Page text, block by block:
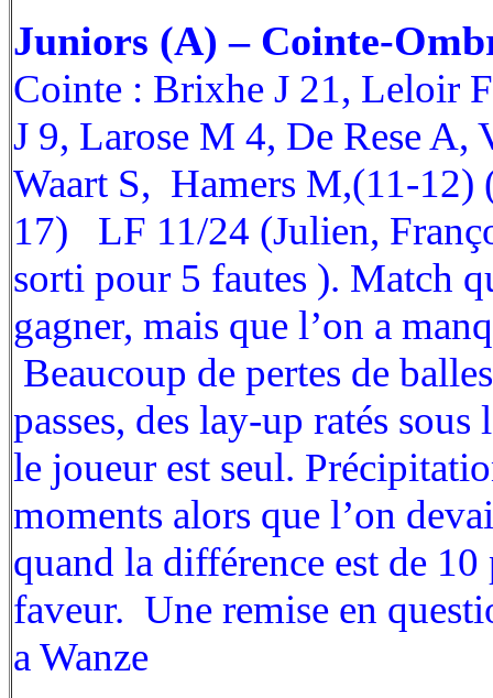
Juniors (A) – Cointe-
Cointe : Brixhe J 21, Leloir
J 9, Larose M 4, De Rese A,
Waart S, Hamers M,(11-12)
17) LF 11/24 (Julien,
sorti pour 5 fautes ). Match
gagner, mais que l’on a
Beaucoup de pertes de
passes, des lay-up ratés sous
le joueur est seul.
moments alors que l’on
quand la différence est de
faveur. Une remise en
a Wanze